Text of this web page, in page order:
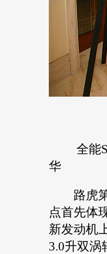
全能
华
路虎
点首先体
新发动机
3.0升双涡